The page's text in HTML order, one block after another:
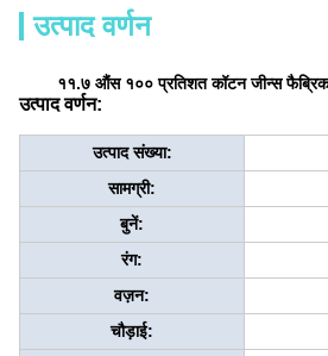
उत्पाद वर्णन
११.७ औंस १०० प्रतिशत कॉटन जीन्स फैब्रिक
उत्पाद वर्णन:
उत्पाद संख्या:
सामग्री:
बुनें:
रंग:
वज़न:
चौड़ाई: